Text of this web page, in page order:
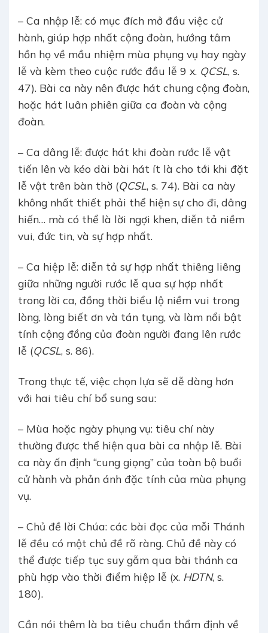
– Ca nhập lễ: có mục đích mở đầu việc cử
hành, giúp hợp nhất cộng đoàn, hướng tâm
hồn họ về mầu nhiệm mùa phụng vụ hay ngày
lễ và kèm theo cuộc rước đầu lễ 9 x. QCSL, s.
47). Bài ca này nên được hát chung cộng đoàn,
hoặc hát luân phiên giữa ca đoàn và cộng
đoàn.
– Ca dâng lễ: được hát khi đoàn rước lễ vật
tiến lên và kéo dài bài hát ít là cho tới khi đặt
lễ vật trên bàn thờ (QCSL, s. 74). Bài ca này
không nhất thiết phải thể hiện sự cho đi, dâng
hiến… mà có thể là lời ngợi khen, diễn tả niềm
vui, đức tin, và sự hợp nhất.
– Ca hiệp lễ: diễn tả sự hợp nhất thiêng liêng
giữa những người rước lễ qua sự hợp nhất
trong lời ca, đồng thời biểu lộ niềm vui trong
lòng, lòng biết ơn và tán tụng, và làm nổi bật
tính cộng đồng của đoàn người đang lên rước
lễ (QCSL, s. 86).
Trong thực tế, việc chọn lựa sẽ dễ dàng hơn
với hai tiêu chí bổ sung sau:
– Mùa hoặc ngày phụng vụ: tiêu chí này
thường được thể hiện qua bài ca nhập lễ. Bài
ca này ấn định “cung giọng” của toàn bộ buổi
cử hành và phản ánh đặc tính của mùa phụng
vụ.
– Chủ đề lời Chúa: các bài đọc của mỗi Thánh
lễ đều có một chủ đề rõ ràng. Chủ đề này có
thể được tiếp tục suy gẫm qua bài thánh ca
phù hợp vào thời điểm hiệp lễ (x. HDTN, s.
180).
Cần nói thêm là ba tiêu chuẩn thẩm định về